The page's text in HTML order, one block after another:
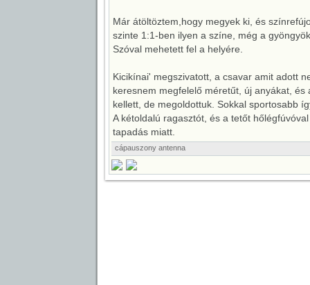
Már átöltöztem,hogy megyek ki, és
szinte 1:1-ben ilyen a színe, még a
Szóval mehetett fel a helyére.
Kicikínai' megszivatott, a csavar amit adott
keresnem megfelelő méretűt, új anyákat, és
kellett, de megoldottuk. Sokkal sportosabb
A kétoldalú ragasztót, és a tetőt
tapadás miatt.
cápauszony antenna